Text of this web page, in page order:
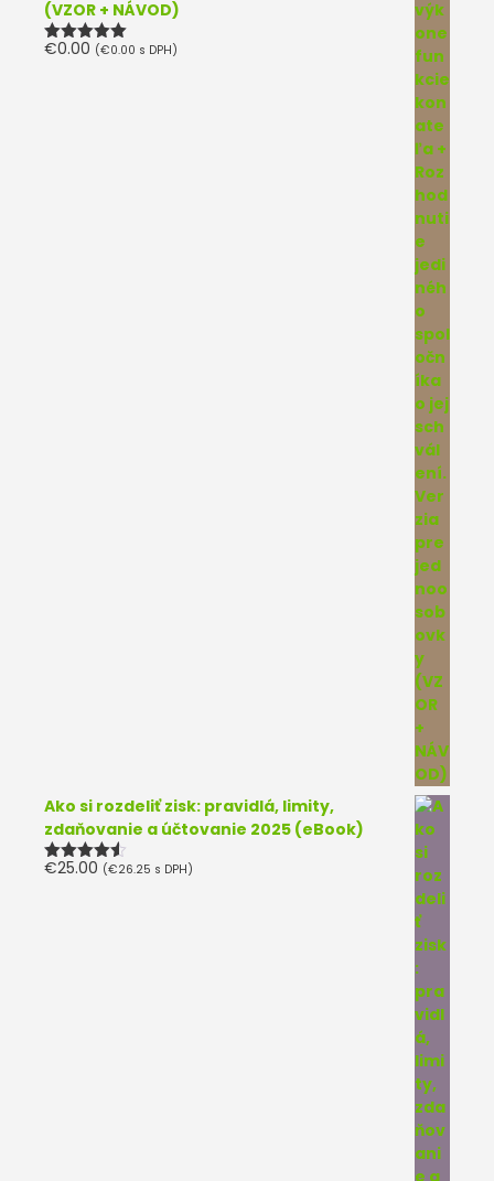
(VZOR + NÁVOD)
Hodnotenie
€0.00 (€0.00 s DPH)
Ako si rozdeliť zisk: pravidlá, limity,
zdaňovanie a účtovanie 2025 (eBook)
Hodnotenie
€25.00 (€26.25 s DPH)